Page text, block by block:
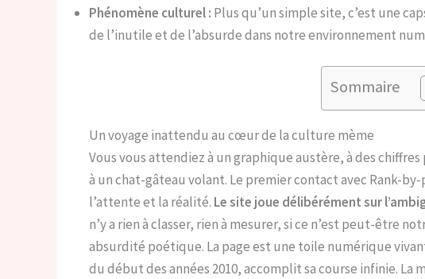
Phénomène culturel : Plus qu’un simple site, c’est une
de l’inutile et de l’absurde dans notre environnement
Sommaire
Un voyage inattendu au cœur de la culture mème
Vous vous attendiez à un graphique austère, à des
à un chat-gâteau volant. Le premier contact avec Rank-
l’attente et la réalité. Le site joue délibérément sur
n’y a rien à classer, rien à mesurer, si ce n’est peut-être
absurdité poétique. La page est une toile numérique
du début des années 2010, accomplit sa course infinie. La